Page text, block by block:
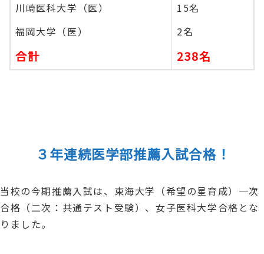
川崎医科大学（医）
15名
福岡大学（医）
2名
合計 238名
３年連続医学部推薦入試合格！
当校の今期推薦入試は、東海大学（希望の星育成）一次
合格（二次：共通テスト受験）、女子医科大学合格とな
りました。